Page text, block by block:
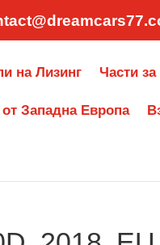
на Лизинг Части за
Западна Европа